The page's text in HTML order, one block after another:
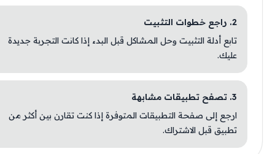
تابع أدلة التثبيت وحل المشاكل قبل البدء إذا كانت التجربة جديدة
ارجع إلى صفحة التطبيقات المتوفرة إذا كنت تقارن بين أكثر من
تطبيق قبل الاشتراك.